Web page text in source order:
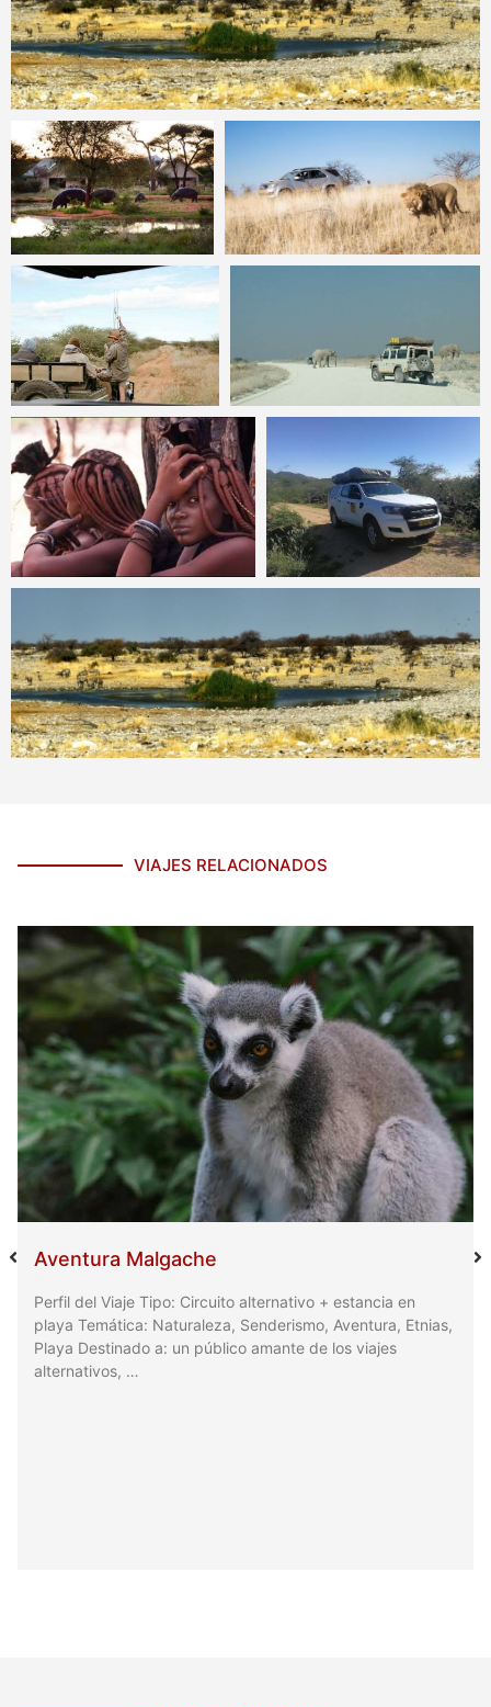
VIAJES RELACIONADOS
Aventura Malgache
Perfil del Viaje Tipo: Circuito alternativo + estancia en
playa Temática: Naturaleza, Senderismo, Aventura, Etnias,
Playa Destinado a: un público amante de los viajes
alternativos, …